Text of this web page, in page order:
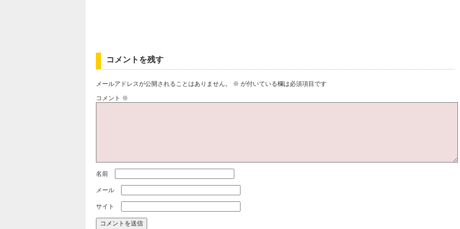
コメントを残す
メールアドレスが公開されることはありません。 ※ が付いている欄は必須項目です
コメント ※
名前
メール
サイト